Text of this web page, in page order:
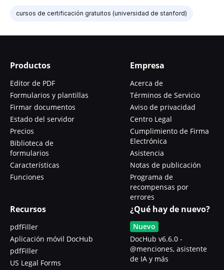
cursos de certificación gratuitos (universidad de stanford)
Productos
Editor de PDF
Formularios y plantillas
Firmar documentos
Estado del servidor
Precios
Biblioteca de
formularios
Características
Funciones
Empresa
Acerca de
Términos de Servicio
Aviso de privacidad
Centro Legal
Cumplimiento de Firma
Electrónica
Asistencia
Notas de publicación
Programa de
recompensas por
errores
Recursos
pdfFiller
Aplicación móvil DocHub
pdfFiller
US Legal Forms
¿Qué hay de nuevo?
Nuevo
DocHub v6.6.0 -
@menciones, asistente
de IA y más